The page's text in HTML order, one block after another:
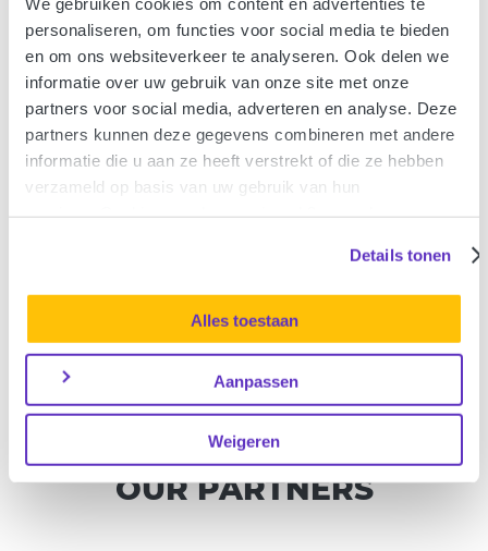
personaliseren, om functies voor social media te bieden
en om ons websiteverkeer te analyseren. Ook delen we
informatie over uw gebruik van onze site met onze
partners voor social media, adverteren en analyse. Deze
partners kunnen deze gegevens combineren met andere
informatie die u aan ze heeft verstrekt of die ze hebben
verzameld op basis van uw gebruik van hun
Details tonen
Alles toestaan
Aanpassen
Weigeren
Wij werken graag samen om nieuwe concepten
en producten te ontwikkelen. Co-creatie werkt
Naast verzekeringen voor consumenten bieden
oplossingen voor scholen en
bedrijven
OUR PARTNERS